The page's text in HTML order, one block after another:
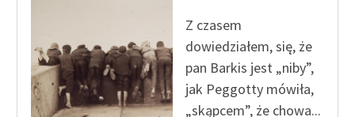
Informacja o treściach
wrażliwych
Deklaracja dostępności
Z czasem
dowiedziałem, się, że
pan Barkis jest „niby”,
jak Peggotty mówiła,
„skąpcem”, że chowa...